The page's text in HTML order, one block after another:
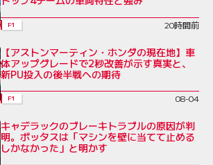
F1 20時間前
【アストンマーティン・ホンダの現在地】車
体アップグレードで2秒改善が示す真実と、
新PU投入の後半戦への期待
F1 08-04
キャデラックのブレーキトラブルの原因が判
明。ボッタスは「マシンを壁に当てて止める
しかなかった」と明かす